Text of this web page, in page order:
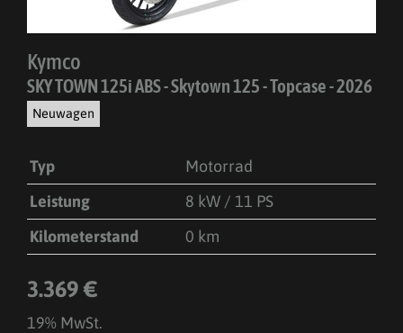
Kymco
SKY TOWN 125i ABS - Skytown 125 - Topcase - 2026
Neuwagen
Typ
Motorrad
Leistung
8 kW / 11 PS
Kilometerstand
0 km
3.369 €
19% MwSt.